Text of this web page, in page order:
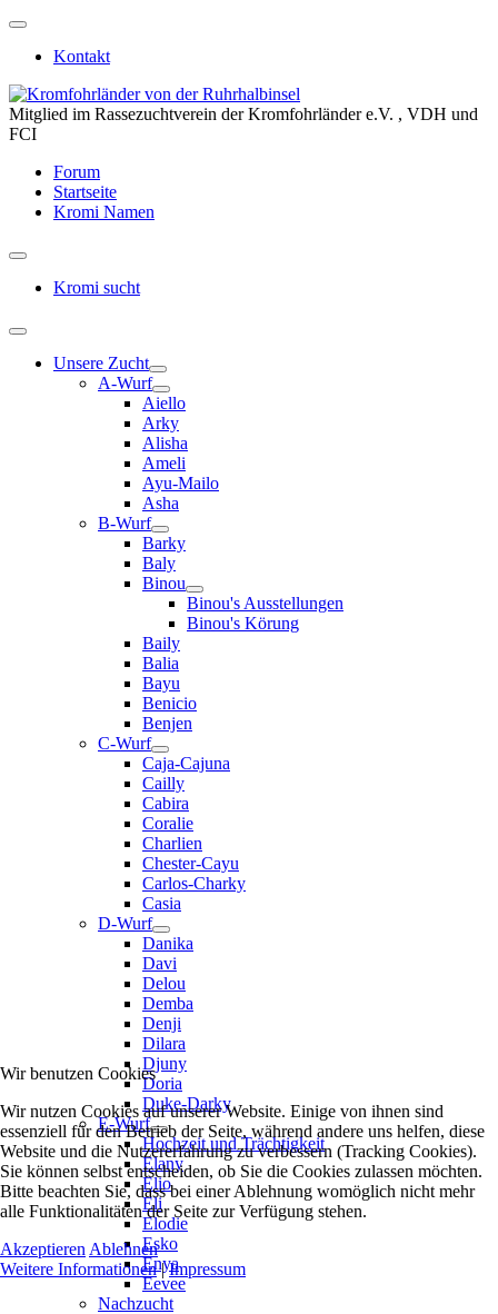
Kontakt
Mitglied im Rassezuchtverein der Kromfohrländer e.V. , VDH und
FCI
Forum
Startseite
Kromi Namen
Kromi sucht
Unsere Zucht
A-Wurf
Aiello
Arky
Alisha
Ameli
Ayu-Mailo
Asha
B-Wurf
Barky
Baly
Binou
Binou's Ausstellungen
Binou's Körung
Baily
Balia
Bayu
Benicio
Benjen
C-Wurf
Caja-Cajuna
Cailly
Cabira
Coralie
Charlien
Chester-Cayu
Carlos-Charky
Casia
D-Wurf
Danika
Davi
Delou
Demba
Denji
Dilara
Djuny
Doria
Duke-Darky
E-Wurf
Hochzeit und Trächtigkeit
Elany
Elio
Eli
Elodie
Esko
Enya
Eevee
Nachzucht
Wir benutzen Cookies
Wir nutzen Cookies auf unserer Website. Einige von ihnen sind
essenziell für den Betrieb der Seite, während andere uns helfen, diese
Website und die Nutzererfahrung zu verbessern (Tracking Cookies).
Sie können selbst entscheiden, ob Sie die Cookies zulassen möchten.
Bitte beachten Sie, dass bei einer Ablehnung womöglich nicht mehr
alle Funktionalitäten der Seite zur Verfügung stehen.
Akzeptieren Ablehnen
Weitere Informationen|Impressum